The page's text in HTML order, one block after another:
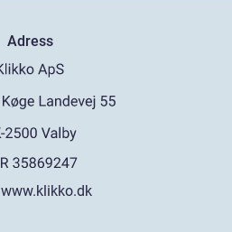
Adress
www.klikko.dk